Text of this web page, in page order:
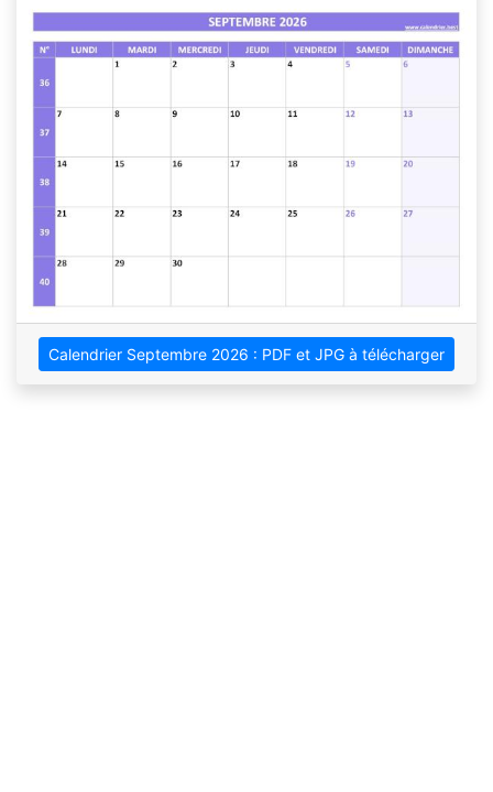
Calendrier Septembre 2026 : PDF et JPG à télécharger